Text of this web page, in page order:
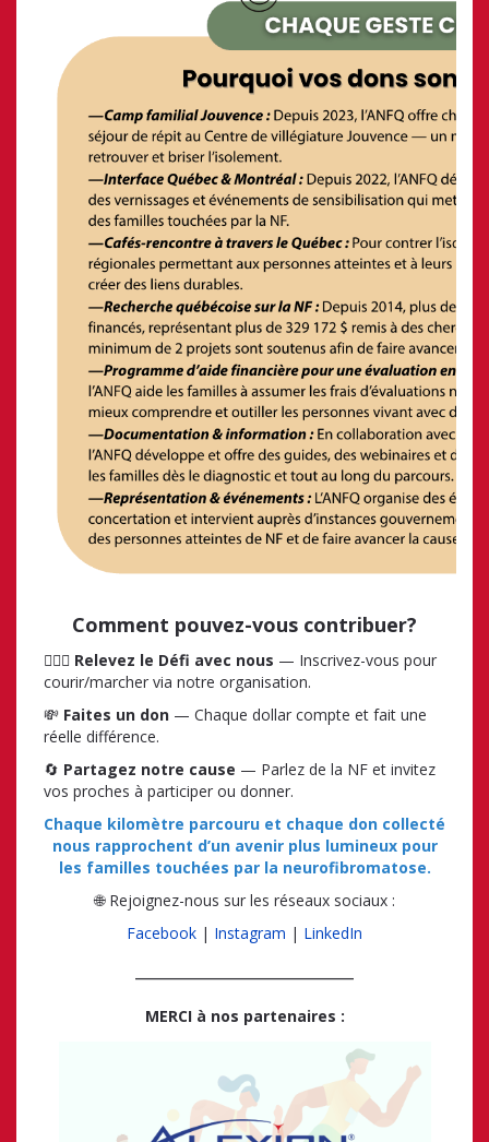
Comment pouvez-vous contribuer?
🏃🏻‍♂️ Relevez le Défi avec nous — Inscrivez-vous pour
courir/marcher via notre organisation.
💸 Faites un don — Chaque dollar compte et fait une
réelle différence.
🔄 Partagez notre cause — Parlez de la NF et invitez
vos proches à participer ou donner.
Chaque kilomètre parcouru et chaque don collecté
nous rapprochent d’un avenir plus lumineux pour
les familles touchées par la neurofibromatose.
🌐 Rejoignez-nous sur les réseaux sociaux :
Facebook | Instagram | LinkedIn
MERCI à nos partenaires :